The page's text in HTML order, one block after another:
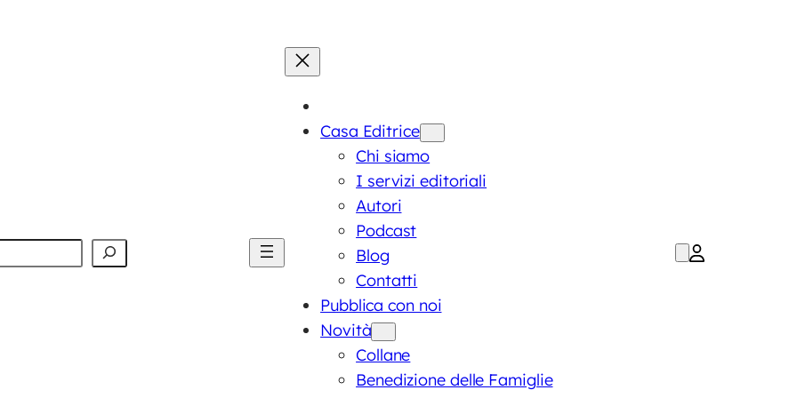
Casa Editrice
Chi siamo
I servizi editoriali
Autori
Podcast
Blog
Contatti
Pubblica con noi
Novità
Collane
Benedizione delle Famiglie